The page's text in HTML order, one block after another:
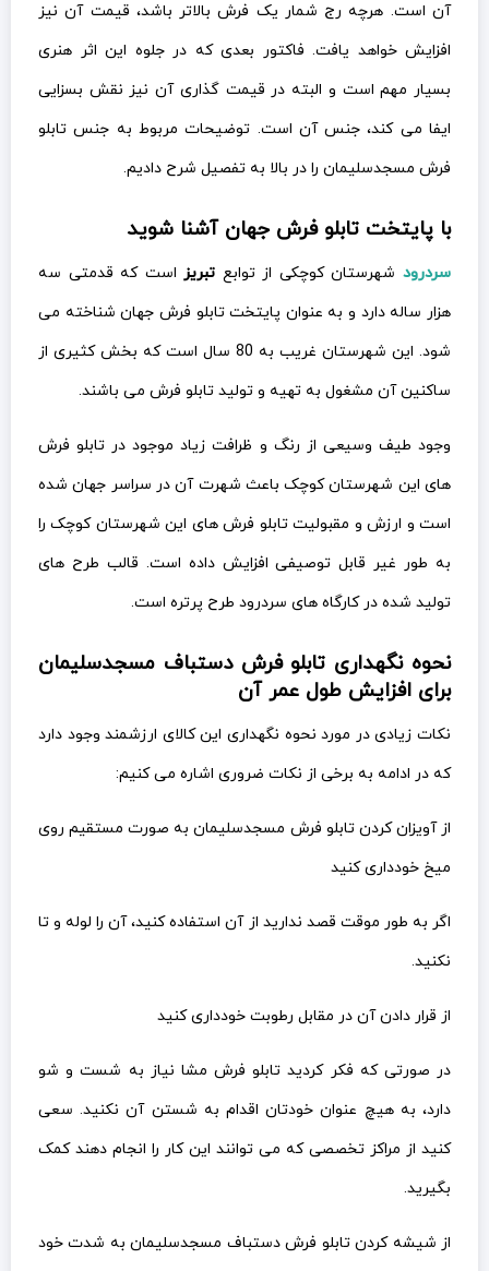
آن است. هرچه رج شمار یک فرش بالاتر باشد، قیمت آن نیز
افزایش خواهد یافت. فاکتور بعدی که در جلوه این اثر هنری
بسیار مهم است و البته در قیمت گذاری آن نیز نقش بسزایی
ایفا می کند، جنس آن است. توضیحات مربوط به جنس تابلو
فرش مسجدسلیمان را در بالا به تفصیل شرح دادیم.
با پایتخت تابلو فرش جهان آشنا شوید
سردرودشهرستان کوچکی از توابع تبریزاست که قدمتی سه
هزار ساله دارد و به عنوان پایتخت تابلو فرش جهان شناخته می
شود. این شهرستان غریب به 80 سال است که بخش کثیری از
ساکنین آن مشغول به تهیه و تولید تابلو فرش می باشند.
وجود طیف وسیعی از رنگ و ظرافت زیاد موجود در تابلو فرش
های این شهرستان کوچک باعث شهرت آن در سراسر جهان شده
است و ارزش و مقبولیت تابلو فرش های این شهرستان کوچک را
به طور غیر قابل توصیفی افزایش داده است. قالب طرح های
تولید شده در کارگاه های سردرود طرح پرتره است.
نحوه نگهداری تابلو فرش دستباف مسجدسلیمان
برای افزایش طول عمر آن
نکات زیادی در مورد نحوه نگهداری این کالای ارزشمند وجود دارد
که در ادامه به برخی از نکات ضروری اشاره می کنیم:
از آویزان کردن تابلو فرش مسجدسلیمان به صورت مستقیم روی
میخ خودداری کنید
اگر به طور موقت قصد ندارید از آن استفاده کنید، آن را لوله و تا
نکنید.
از قرار دادن آن در مقابل رطوبت خودداری کنید
در صورتی که فکر کردید تابلو فرش مشا نیاز به شست و شو
دارد، به هیچ عنوان خودتان اقدام به شستن آن نکنید. سعی
کنید از مراکز تخصصی که می توانند این کار را انجام دهند کمک
بگیرید.
از شیشه کردن تابلو فرش دستباف مسجدسلیمان به شدت خود